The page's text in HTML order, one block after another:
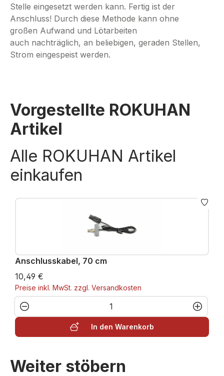
Stelle eingesetzt werden kann. Fertig ist der
Anschluss! Durch diese Methode kann ohne
großen Aufwand und Lötarbeiten
auch nachträglich, an beliebigen, geraden Stellen,
Strom eingespeist werden.
Vorgestellte ROKUHAN
Artikel
Alle ROKUHAN Artikel
einkaufen
Anschlusskabel, 70 cm
10,49 €
Preise inkl. MwSt. zzgl. Versandkosten
Produkt Anzahl: Gib den
In den Warenkorb
Weiter stöbern